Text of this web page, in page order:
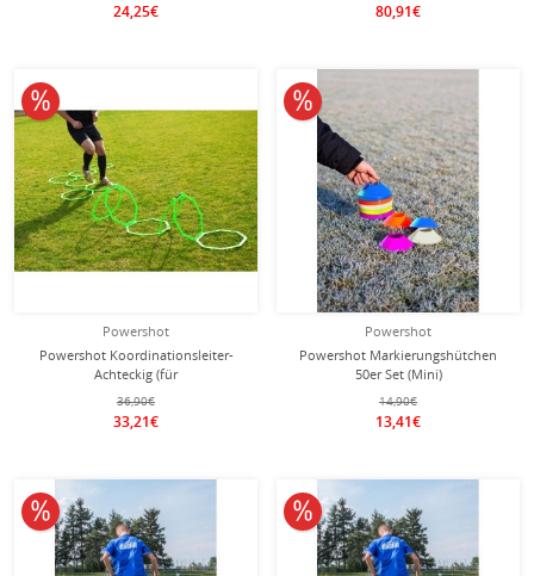
24,25€ 80,91€
Powershot
Powershot Koordinationsleiter-
Achteckig (für
Koordinationstraining) inkl. Tasche
grün
36,90€
33,21€
10% reduziert
Powershot
Powershot Markierungshütchen
50er Set (Mini)
14,90€
13,41€
10% reduziert
10% reduziert 10% reduziert